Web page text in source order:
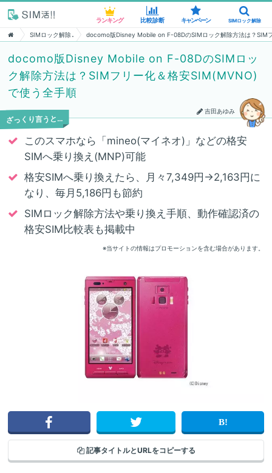
ランキング 比較診断 キャンペーン SIMロック解除
SIMロック解除 docomo版Disney Mobile on F-08DのSIMロック解除方法は？SIM
docomo版Disney Mobile on F-08DのSIMロッ
ク解除方法は？SIMフリー化＆格安SIM(MVNO)
で使う全手順
吉田あゆみ
ざっくり言うと…
このスマホなら「mineo(マイネオ)」などの格安
SIMへ乗り換え(MNP)可能
格安SIMへ乗り換えたら、月々7,349円→2,163円に
なり、毎月5,186円も節約
SIMロック解除方法や乗り換え手順、動作確認済の
格安SIM比較表も掲載中
※当サイトの情報はプロモーションを含む場合があります。
記事タイトルとURLをコピーする
ランキング 比較診断 キャンペーン SIMロック解除